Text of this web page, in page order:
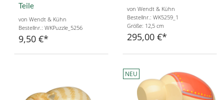
Teile
von Wendt & Kühn
Bestellnr.: WKPuzzle_5256
9,50 €
von Wendt & Kühn
Bestellnr.: WK5259_1
Größe: 12,5 cm
295,00 €
NEU